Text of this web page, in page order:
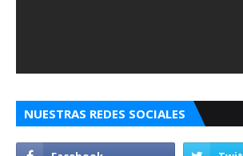
NUESTRAS REDES SOCIALES